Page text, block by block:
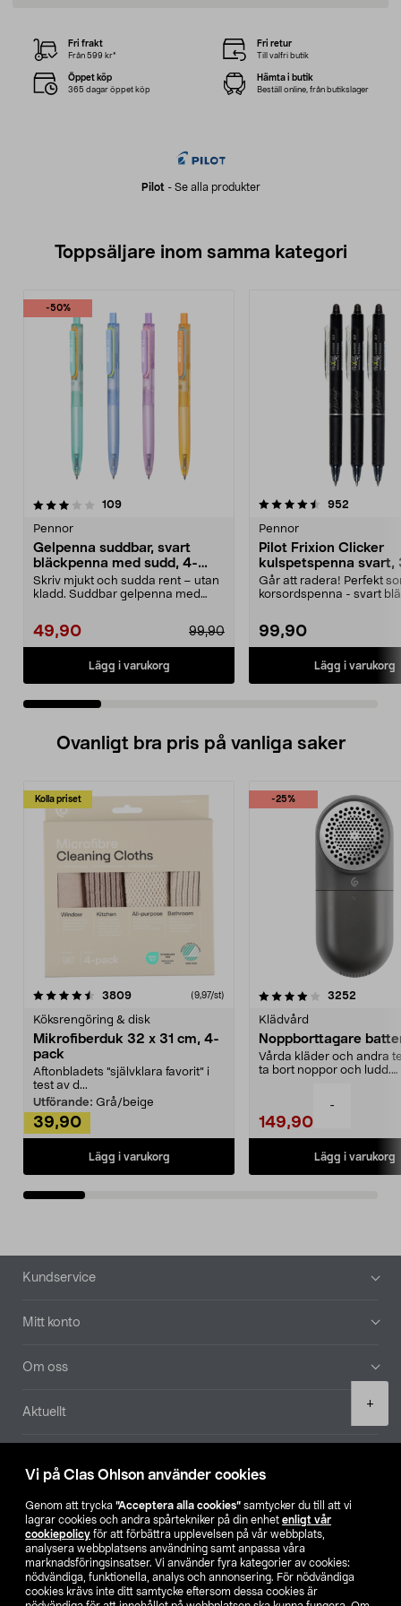
Vi på Clas Ohlson använder cookies
Genom att trycka ”Acceptera alla cookies” samtycker du till att vi
lagrar cookies och andra spårtekniker på din enhet enligt vår
cookiepolicy för att förbättra upplevelsen på vår webbplats,
analysera webbplatsens användning samt anpassa våra
marknadsföringsinsatser. Vi använder fyra kategorier av cookies:
nödvändiga, funktionella, analys och annonsering. För nödvändiga
cookies krävs inte ditt samtycke eftersom dessa cookies är
-
+
Pilot - Se alla produkter
Fri frakt
Från 599 kr*
Fri retur
Till valfri butik
Öppet köp
365 dagar öppet köp
Hämta i butik
Beställ online, från butikslager
Toppsäljare inom samma kategori
-50%
109recensioner
Pennor
Gelpenna suddbar, svart
bläckpenna med sudd, 4-
pack
Skriv mjukt och sudda rent – utan
kladd. Suddbar gelpenna med
49,90 99,90
Lägg i varukorg
4.5 av 5 stjärnor 952
Pennor
Pilot Frixion Clicker
kulspetspenna svart,
Går att radera! Perfekt
korsordspenna - svart
99,90
Lägg i varukorg
4.5 av 5 stjärnor
Ovanligt bra pris på vanliga saker
Kolla priset
3809recensioner (9,97/st)
Köksrengöring & disk
Mikrofiberduk 32 x 31 cm, 4-
pack
Aftonbladets "självklara favorit” i
test av d...
Utförande: Grå/beige
39,90
Lägg i varukorg
-25%
4.0av 5 stjärnor 3252
Klädvård
Noppborttagare
Vårda kläder och andra
ta bort noppor och ludd.
149,90
Lägg i varukorg
4.5av 5 stjärnor
Sidfot
Kundservice
Mitt konto
Om oss
Aktuellt
Hitta butik
SE NO FI